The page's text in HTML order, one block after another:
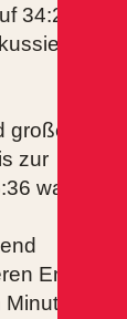
34:25
zur
war
Ende